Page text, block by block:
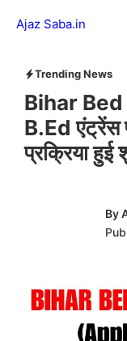
Ajaz Saba.in
Trending News
Bihar
B.Ed एंट्रेंस
प्रक्रिया
By